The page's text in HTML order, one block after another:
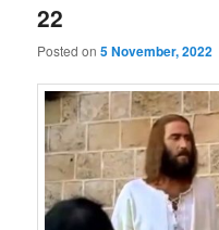
22
Posted on5 November, 2022